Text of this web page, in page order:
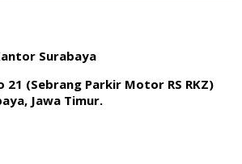
Surabaya
21 (Sebrang Parkir Motor RS RKZ)
Jawa Timur.